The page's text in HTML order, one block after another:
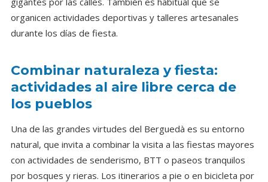
organicen actividades deportivas y talleres artesanales
durante los días de fiesta.
Combinar naturaleza y fiesta:
actividades al aire libre cerca de
los pueblos
Una de las grandes virtudes del Berguedà es su entorno
natural, que invita a combinar la visita a las fiestas mayores
con actividades de senderismo, BTT o paseos tranquilos
por bosques y rieras. Los itinerarios a pie o en bicicleta por